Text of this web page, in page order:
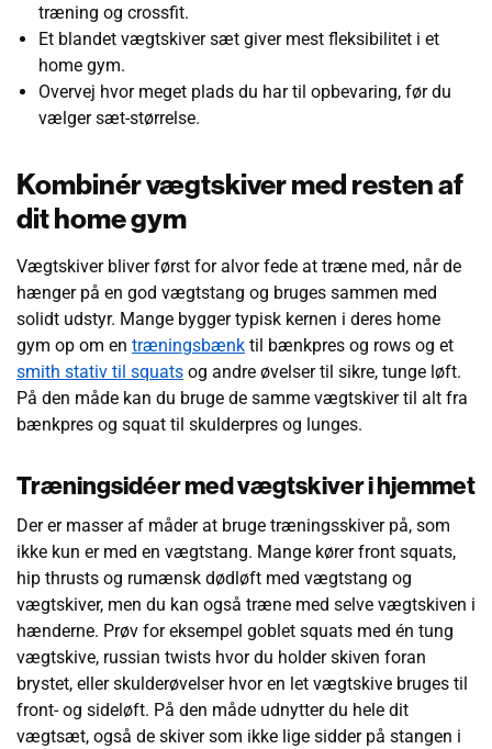
træning og crossfit.
Et blandet vægtskiver sæt giver mest fleksibilitet i et
home gym.
Overvej hvor meget plads du har til opbevaring, før du
vælger sæt-størrelse.
Kombinér vægtskiver med resten af
dit home gym
Vægtskiver bliver først for alvor fede at træne med, når de
hænger på en god vægtstang og bruges sammen med
solidt udstyr. Mange bygger typisk kernen i deres home
gym op om en træningsbænk til bænkpres og rows og et
smith stativ til squats og andre øvelser til sikre, tunge løft.
På den måde kan du bruge de samme vægtskiver til alt fra
bænkpres og squat til skulderpres og lunges.
Træningsidéer med vægtskiver i hjemmet
Der er masser af måder at bruge træningsskiver på, som
ikke kun er med en vægtstang. Mange kører front squats,
hip thrusts og rumænsk dødløft med vægtstang og
vægtskiver, men du kan også træne med selve vægtskiven i
hænderne. Prøv for eksempel goblet squats med én tung
vægtskive, russian twists hvor du holder skiven foran
brystet, eller skulderøvelser hvor en let vægtskive bruges til
front- og sideløft. På den måde udnytter du hele dit
vægtsæt, også de skiver som ikke lige sidder på stangen i